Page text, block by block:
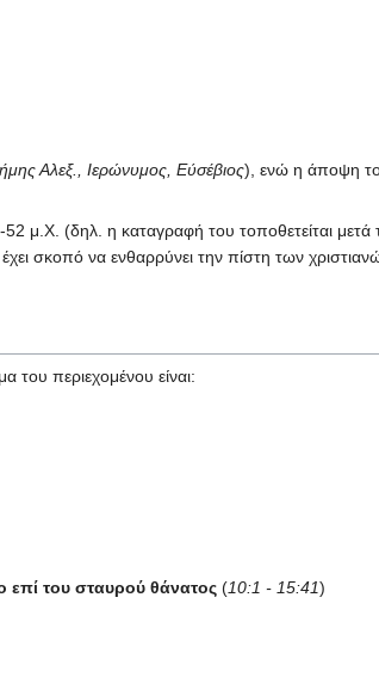
Αλεξ., Ιερώνυμος, Εύσέβιος), ενώ η άποψη
μ.Χ. (δηλ. η καταγραφή του τοποθετείται μετά
σκοπό να ενθαρρύνει την πίστη των
του περιεχομένου είναι:
επί του σταυρού θάνατος (10:1 - 15:41)